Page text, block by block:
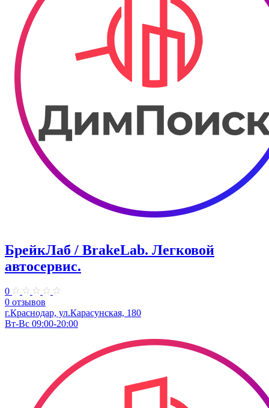
БрейкЛаб / BrakeLab. ​Легковой
автосервис.
0
0 отзывов
​г.Краснодар, ул.Карасунская, 180
Вт-Вс 09:00-20:00